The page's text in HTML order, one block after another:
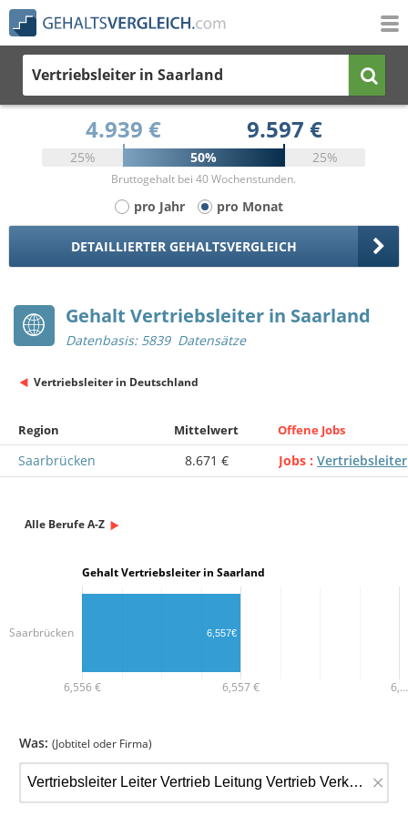
Vertriebsleiter in Saarland
4.939 € 9.597 €
25% 50% 25%
Bruttogehalt bei 40 Wochenstunden.
pro Jahr pro Monat
DETAILLIERTER GEHALTSVERGLEICH
Gehalt Vertriebsleiter in Saarland
Datenbasis: 5839 Datensätze
Vertriebsleiter in Deutschland
Region Mittelwert Offene Jobs
Saarbrücken 8.671 € Jobs Vertriebsleiter
Alle Berufe A-Z
Gehalt Vertriebsleiter in Saarland
6,556 € 6,557 € 6,…
Saarbrücken 6,557€
Was: (Jobtitel oder Firma)
×